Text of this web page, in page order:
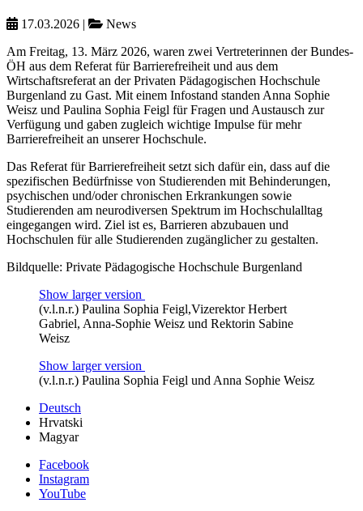
17.03.2026 |
News
Am Freitag, 13. März 2026, waren zwei Vertreterinnen der Bundes-
ÖH aus dem Referat für Barrierefreiheit und aus dem
Wirtschaftsreferat an der Privaten Pädagogischen Hochschule
Burgenland zu Gast. Mit einem Infostand standen Anna Sophie
Weisz und Paulina Sophia Feigl für Fragen und Austausch zur
Verfügung und gaben zugleich wichtige Impulse für mehr
Barrierefreiheit an unserer Hochschule.
Das Referat für Barrierefreiheit setzt sich dafür ein, dass auf die
spezifischen Bedürfnisse von Studierenden mit Behinderungen,
psychischen und/oder chronischen Erkrankungen sowie
Studierenden am neurodiversen Spektrum im Hochschulalltag
eingegangen wird. Ziel ist es, Barrieren abzubauen und
Hochschulen für alle Studierenden zugänglicher zu gestalten.
Bildquelle: Private Pädagogische Hochschule Burgenland
Show larger version
(v.l.n.r.) Paulina Sophia Feigl,Vizerektor Herbert
Gabriel, Anna-Sophie Weisz und Rektorin Sabine
Weisz
Show larger version
(v.l.n.r.) Paulina Sophia Feigl und Anna Sophie Weisz
Deutsch
Hrvatski
Magyar
Facebook
Instagram
YouTube